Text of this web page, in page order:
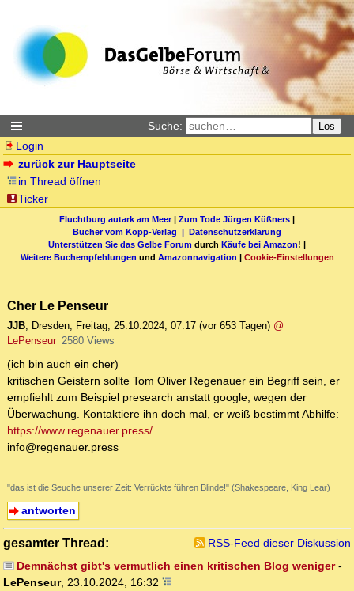
Suche: Los
Login
zurück zur Hauptseite
in Thread öffnen
Ticker
Fluchtburg autark am Meer| Zum Tode Jürgen Küßners |
Bücher vom Kopp-Verlag | Datenschutzerklärung
Unterstützen Sie das Gelbe Forum durch Käufe bei Amazon! |
Weitere Buchempfehlungen und Amazonnavigation | Cookie-Einstellungen
Cher Le Penseur
JJB, Dresden, Freitag, 25.10.2024, 07:17 (vor 653 Tagen) @
LePenseur 2580 Views
(ich bin auch ein cher)
kritischen Geistern sollte Tom Oliver Regenauer ein Begriff sein, er
empfiehlt zum Beispiel presearch anstatt google, wegen der
Überwachung. Kontaktiere ihn doch mal, er weiß bestimmt Abhilfe:
https://www.regenauer.press/
info@regenauer.press
--
"das ist die Seuche unserer Zeit: Verrückte führen Blinde!" (Shakespeare, King Lear)
antworten
gesamter Thread:
RSS-Feed dieser Diskussion
Demnächst gibt's vermutlich einen kritischen Blog weniger-
LePenseur, 23.10.2024, 16:32